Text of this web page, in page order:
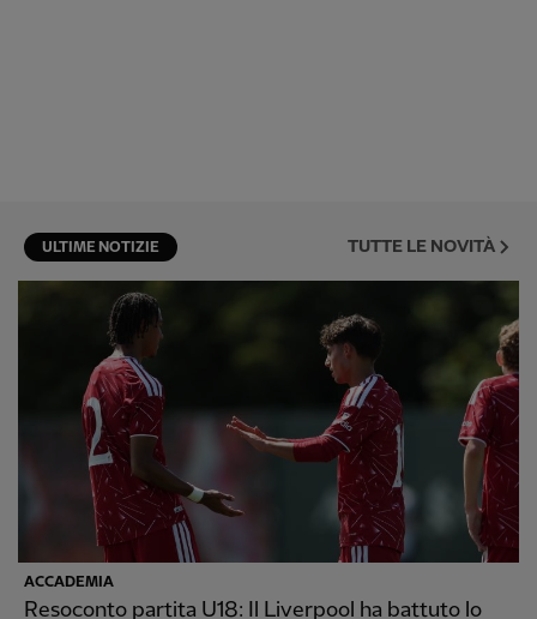
ULTIME NOTIZIE TUTTE LE NOVITÀ
ACCADEMIA
Resoconto partita U18: Il Liverpool ha battuto lo